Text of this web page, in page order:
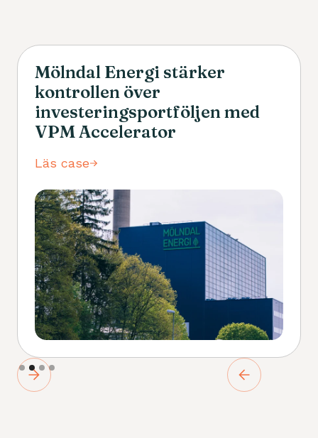
Mölndal Energi stärker
kontrollen över
investeringsportföljen med
VPM Accelerator
Läs case
Slide 2 of 4.